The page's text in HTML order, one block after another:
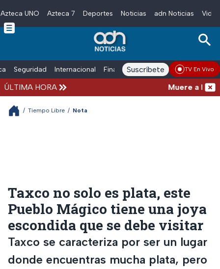
Skip to main content
Azteca UNO Azteca 7 Deportes Noticias adn Noticias
Seguridad Internacional Finanzas adn Noticias Radio
Suscríbete TV En Vivo
ÚLTIMA HORA Muere a los
/ Tiempo Libre / Nota
Taxco no solo es plata, este
Pueblo Mágico tiene una joya
escondida que se debe visitar
Taxco se caracteriza por ser un lugar
donde encuentras mucha plata, pero